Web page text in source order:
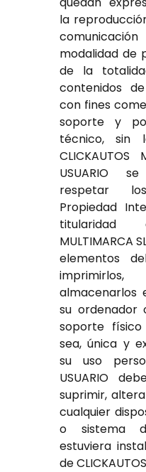
la
comunicación
modalidad de
de la
contenidos
con fines
soporte y
técnico, sin
CLICKAUTOS
USUARIO
respetar
Propiedad
titularidad
MULTIMARCA
elementos
almacenarlos
su ordenador
soporte
sea, única y
su uso
USUARIO
suprimir,
cualquier
o sistema
estuviera
de